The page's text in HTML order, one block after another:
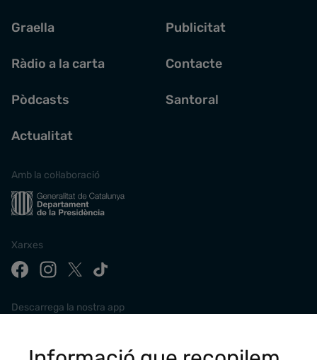
Graella
Ràdio a la carta
Pòdcasts
Actualitat
Publicitat
Contacte
Santoral
Amb la col·laboració
Xarxes
Descarrega la nostra app